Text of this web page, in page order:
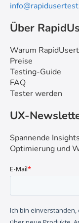
Über
Warum
Preise
Testing-Guide
FAQ
Tester werden
UX-
Spannende
Optimierung und